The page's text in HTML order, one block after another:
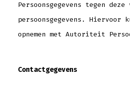
Persoonsgegevens tegen
persoonsgegevens. Hiervoor
opnemen met Autoriteit
Contactgegevens